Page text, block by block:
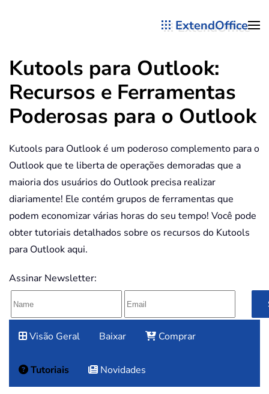
ExtendOffice
Kutools para Outlook:
Recursos e Ferramentas
Poderosas para o Outlook
Kutools para Outlook é um poderoso complemento para o
Outlook que te liberta de operações demoradas que a
maioria dos usuários do Outlook precisa realizar
diariamente! Ele contém grupos de ferramentas que
podem economizar várias horas do seu tempo! Você pode
obter tutoriais detalhados sobre os recursos do Kutools
para Outlook aqui.
Assinar Newsletter:
Visão Geral Baixar Comprar
Tutoriais Novidades